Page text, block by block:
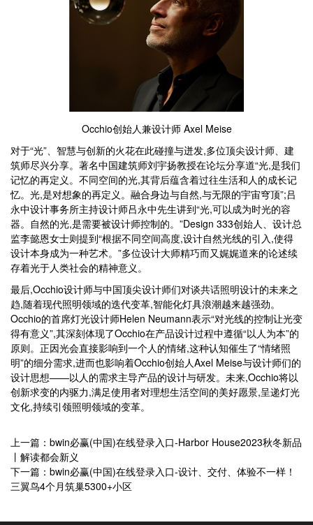
Occhio创始人兼设计师 Axel Meise
对于“光”、智慧与创新的火花在此碰撞与迸发,多位顶尖设计师、建
筑师尽兴分享。著名中国建筑师刘宇扬教授在论坛分享道“光,是我们
记忆的再定义。不同空间的光,其背后蕴含着过往生活和人的成长记
忆。光,是对想象的再定义。融合身边与自然,与无限的宇宙穹顶”;吕
永中设计事务所主持设计师吕永中先生讲到“光,可以成为时光的容
器。自然的光,是需要被设计师控制的。”Design 333创始人、设计总
监李懿恩女士则提到“根据不同空间高度,设计自然光线的引入,使得
设计本身成为一种艺术。”多位设计大师精巧而又娓娓道来的论述续
存着光于人类社会的精神意义。
最后,Occhio设计师与中国顶尖设计师们对谈共话照明设计的未来之
趋,随着现代照明领域的迭代变革,智能化灯具浪潮越来越强劲。
Occhio的首席灯光设计师Helen Neumann表示“对光线的控制让光变
得有意义”,其深刻体现了Occhio在产品设计过程中遵循“以人为本”的
原则。正因光会直接影响到一个人的情绪,这种认知催生了“情绪照
明”的细分需求,进而也影响着Occhio创始人Axel Meise与设计师们的
设计思想——以人的需求主导产品的设计与研发。未来,Occhio将以
创新求变的内驱力,满足使用者对理想生活空间的美好愿景,呈递灯光
文化,持续引领照明领域的变革。
上一篇：bwin必赢(中国)在线登录入口-Harbor House2023秋冬新品
丨解读都会新义
下一篇：bwin必赢(中国)在线登录入口-设计、交付、体验不一样！
三翼鸟4个月筑巢5300+小区